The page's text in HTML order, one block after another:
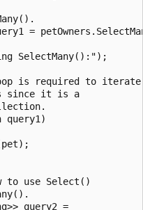
=
SelectMany():");
is required to iterate
since it is a
query1)
to use Select()
query2 =